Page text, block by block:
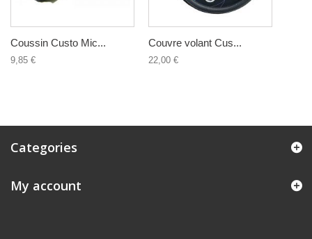
Coussin Custo Mic...
9,85 €
Couvre volant Cus...
22,00 €
Categories
My account